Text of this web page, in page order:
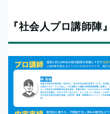
『社会人プロ講師陣